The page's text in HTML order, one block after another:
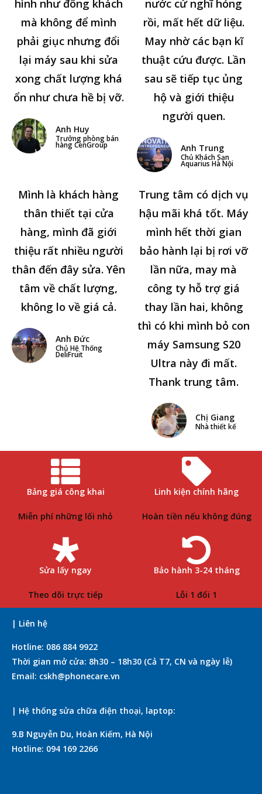
hình như đông khách
mà không để mình
phải giục nhưng đổi
lại máy sau khi sửa
xong chất lượng khá
ổn như chưa hề bị vỡ.
Anh Huy
Trưởng phòng bán
hàng CenGroup
nước cứ nghĩ hỏng
rồi, mất hết dữ liệu.
May nhờ các bạn kĩ
thuật cứu được. Lần
sau sẽ tiếp tục ủng
hộ và giới thiệu
người quen.
Anh Trung
Chủ Khách Sạn
Aquarius Hà Nội
Mình là khách hàng
thân thiết tại cửa
hàng, mình đã giới
thiệu rất nhiều người
thân đến đây sửa. Yên
tâm về chất lượng,
không lo về giá cả.
Anh Đức
Chủ Hệ Thống
DeliFruit
Trung tâm có dịch vụ
hậu mãi khá tốt. Máy
mình hết thời gian
bảo hành lại bị rơi vỡ
lần nữa, may mà
công ty hỗ trợ giá
thay lần hai, không
thì có khi mình bỏ con
máy Samsung S20
Ultra này đi mất.
Thank trung tâm.
Chị Giang
Nhà thiết kế
Bảng giá công khai
Miễn phí những lối nhỏ
Linh kiện chính hãng
Hoàn tiền nếu không đúng
Sửa lấy ngay
Theo dõi trực tiếp
Bảo hành 3-24 tháng
Lỗi 1 đổi 1
| Liên hệ
Hotline: 086 884 9922
Thời gian mở cửa: 8h30 – 18h30 (Cả T7, CN và ngày lễ)
Email: cskh@phonecare.vn
| Hệ thống sửa chữa điện thoại, laptop:
9.B Nguyễn Du, Hoàn Kiếm, Hà Nội
Hotline: 094 169 2266